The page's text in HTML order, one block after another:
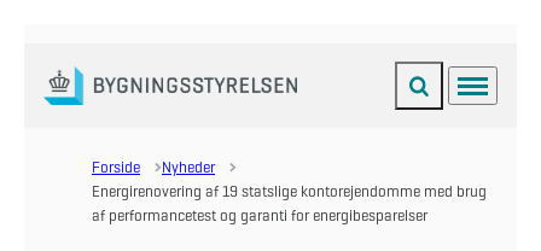
Gå til forsiden Fold søgefelt ud
Menu
Forside
Nyheder
Energirenovering af 19 statslige kontorejendomme med brug
af performancetest og garanti for energibesparelser